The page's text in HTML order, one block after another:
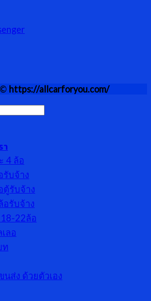
https://allcarforyou.com/
า
4 ล้อ
รับจ้าง
ตู้รับจ้าง
อรับจ้าง
22ล้อ
ลอ
ท
นส่ง ด้วยตัวเอง